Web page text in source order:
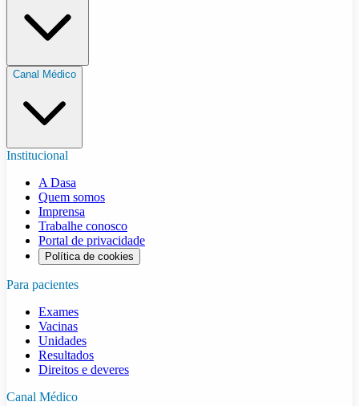
Canal Médico
Institucional
A Dasa
Quem somos
Imprensa
Trabalhe conosco
Portal de privacidade
Política de cookies
Para pacientes
Exames
Vacinas
Unidades
Resultados
Direitos e deveres
Canal Médico